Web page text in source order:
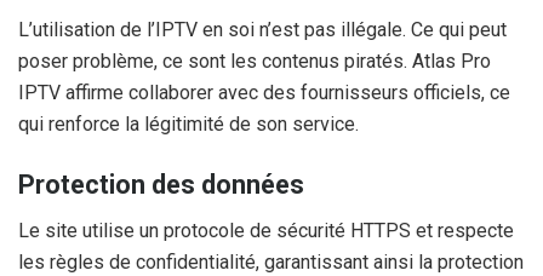
L’utilisation de l’IPTV en soi n’est pas illégale. Ce qui peut
poser problème, ce sont les contenus piratés. Atlas Pro
IPTV affirme collaborer avec des fournisseurs officiels, ce
qui renforce la légitimité de son service.
Protection des données
Le site utilise un protocole de sécurité HTTPS et respecte
les règles de confidentialité, garantissant ainsi la protection